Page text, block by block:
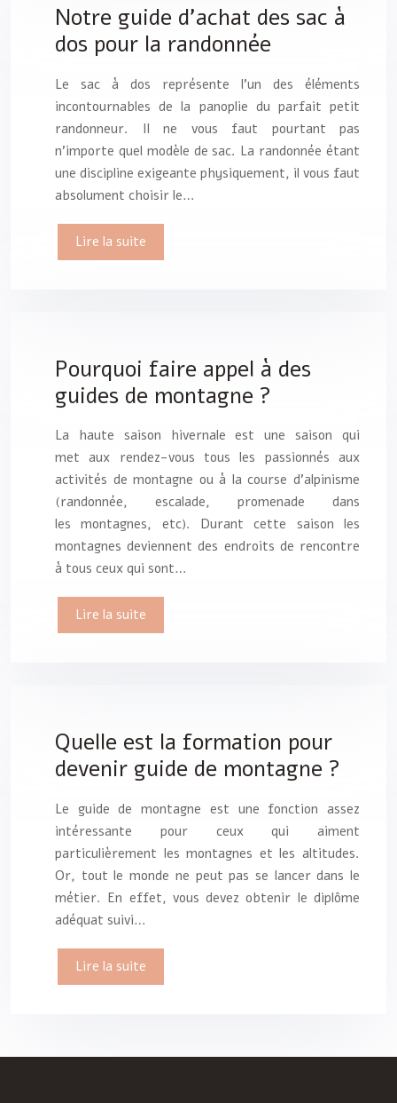
Notre guide d’achat des sac à
dos pour la randonnée
Le sac à dos représente l’un des éléments
incontournables de la panoplie du parfait petit
randonneur. Il ne vous faut pourtant pas
n’importe quel modèle de sac. La randonnée étant
une discipline exigeante physiquement, il vous faut
absolument choisir le…
Lire la suite
Pourquoi faire appel à des
guides de montagne ?
La haute saison hivernale est une saison qui
met aux rendez-vous tous les passionnés aux
activités de montagne ou à la course d’alpinisme
(randonnée, escalade, promenade dans
les montagnes, etc). Durant cette saison les
montagnes deviennent des endroits de rencontre
à tous ceux qui sont…
Lire la suite
Quelle est la formation pour
devenir guide de montagne ?
Le guide de montagne est une fonction assez
intéressante pour ceux qui aiment
particulièrement les montagnes et les altitudes.
Or, tout le monde ne peut pas se lancer dans le
métier. En effet, vous devez obtenir le diplôme
adéquat suivi…
Lire la suite